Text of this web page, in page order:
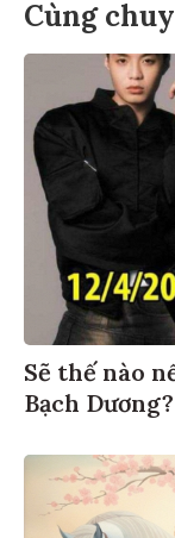
Cùng
Sẽ thế nào
Bạch Dương?